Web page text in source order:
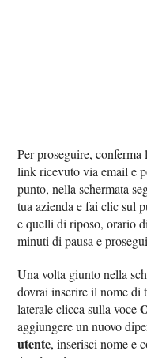
Per proseguire,
link ricevuto via email e
punto, nella schermata
tua azienda e fai clic sul
e quelli di riposo, orario
minuti di pausa e
Una volta giunto nella
dovrai inserire il nome di
laterale clicca sulla voce
aggiungere un nuovo
utente, inserisci nome e